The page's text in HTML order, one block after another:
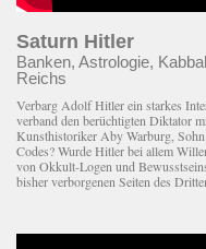
Saturn Hitler
Banken, Astrologie,
Reichs
Verbarg Adolf Hitler ein starkes
verband den berüchtigten Diktator
Kunsthistoriker Aby Warburg,
Codes? Wurde Hitler bei allem
von Okkult-Logen und
bisher verborgenen Seiten des